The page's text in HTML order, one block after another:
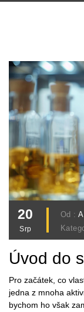
20
Srp
Od :
Úvod do
Pro začátek, co
jedna z mnoha
bychom ho však